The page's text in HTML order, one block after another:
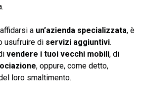
a un’azienda specializzata, è
usufruire di servizi aggiuntivi.
vendere i tuoi vecchi mobili, di
, oppure, come detto,
loro smaltimento.